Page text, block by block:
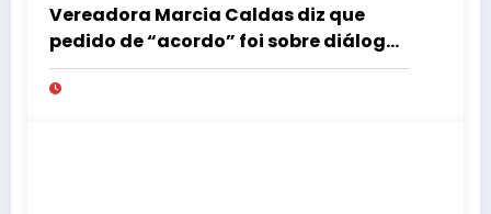
Vereadora Marcia Caldas diz que
pedido de “acordo” foi sobre diálogo
institucional